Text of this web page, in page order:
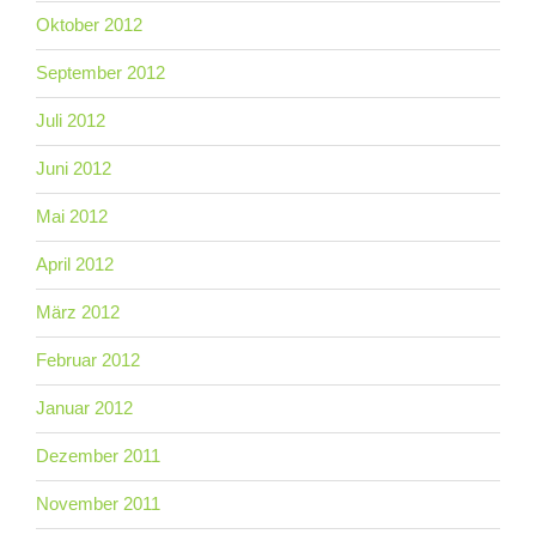
Oktober 2012
September 2012
Juli 2012
Juni 2012
Mai 2012
April 2012
März 2012
Februar 2012
Januar 2012
Dezember 2011
November 2011